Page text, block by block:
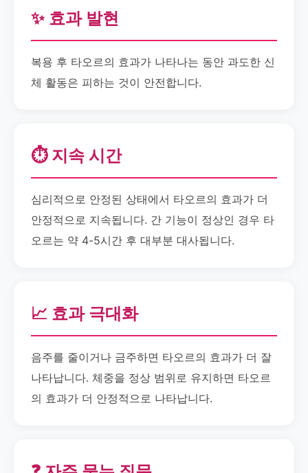
✨ 효과 발현
복용 후 타오르의 효과가 나타나는 동안 과도한 신
체 활동은 피하는 것이 안전합니다.
⏱️ 지속 시간
심리적으로 안정된 상태에서 타오르의 효과가 더
안정적으로 지속됩니다. 간 기능이 정상인 경우 타
오르는 약 4-5시간 후 대부분 대사됩니다.
📈 효과 극대화
음주를 줄이거나 금주하면 타오르의 효과가 더 잘
나타납니다. 체중을 정상 범위로 유지하면 타오르
의 효과가 더 안정적으로 나타납니다.